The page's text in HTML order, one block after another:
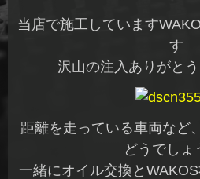
当店で施工しています
す
沢山の注入ありがと
距離を走っている車両など
どうでしょ
一緒にオイル交換と